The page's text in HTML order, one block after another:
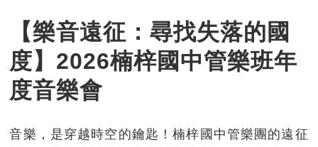
【樂音遠征：尋找失落的國
度】2026楠梓國中管樂班年
度音樂會
音樂，是穿越時空的鑰匙！楠梓國中管樂團的遠征